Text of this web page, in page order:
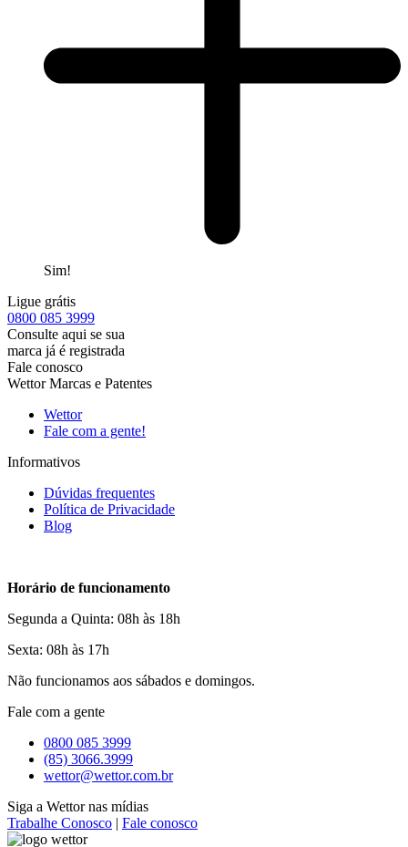
Sim!
Ligue grátis
0800 085 3999
Consulte aqui se sua
marca já é registrada
Fale conosco
Wettor Marcas e Patentes
Wettor
Fale com a gente!
Informativos
Dúvidas frequentes
Política de Privacidade
Blog
Horário de funcionamento
Segunda a Quinta: 08h às 18h
Sexta: 08h às 17h
Não funcionamos aos sábados e domingos.
Fale com a gente
0800 085 3999
(85) 3066.3999
wettor@wettor.com.br
Siga a Wettor nas mídias
Trabalhe Conosco | Fale conosco